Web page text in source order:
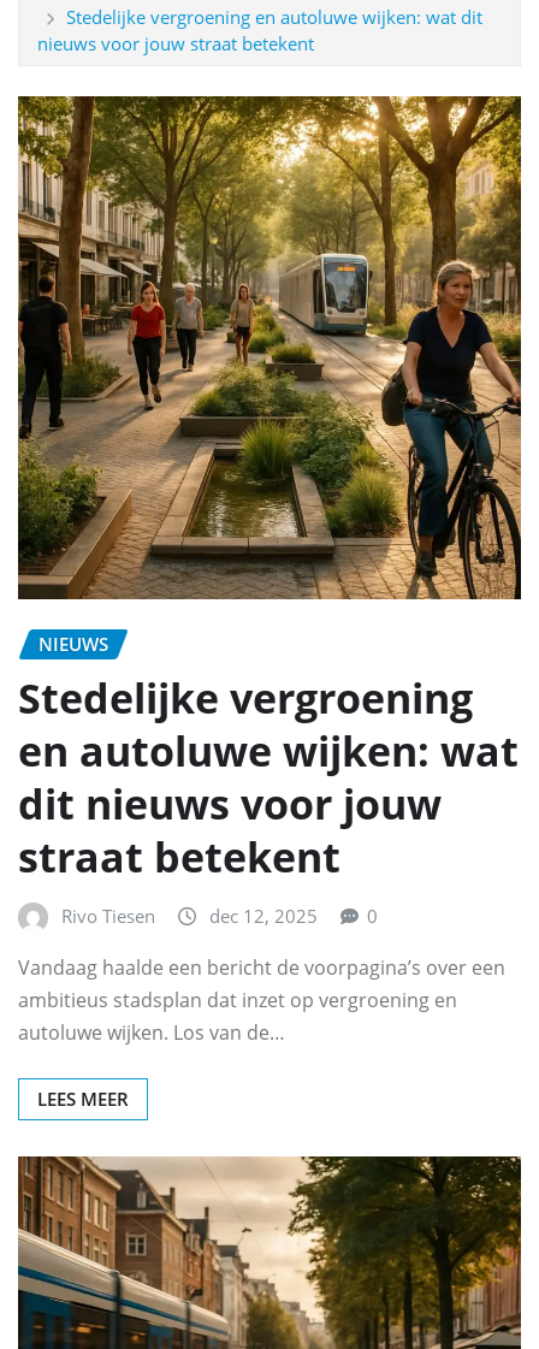
Stedelijke vergroening en autoluwe wijken: wat dit
nieuws voor jouw straat betekent
NIEUWS
Stedelijke vergroening
en autoluwe wijken: wat
dit nieuws voor jouw
straat betekent
Rivo Tiesen dec 12, 2025 0
Vandaag haalde een bericht de voorpagina’s over een
ambitieus stadsplan dat inzet op vergroening en
autoluwe wijken. Los van de…
LEES MEER